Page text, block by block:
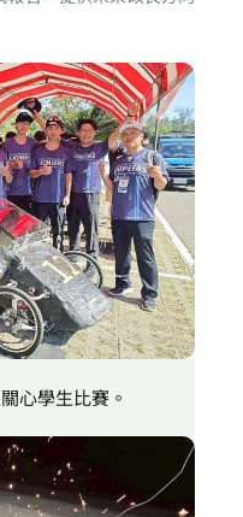
心學生比賽。